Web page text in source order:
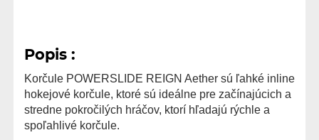
Popis :
Korčule POWERSLIDE REIGN Aether sú ľahké inline
hokejové korčule, ktoré sú ideálne pre začínajúcich a
stredne pokročilých hráčov, ktorí hľadajú rýchle a
spoľahlivé korčule.